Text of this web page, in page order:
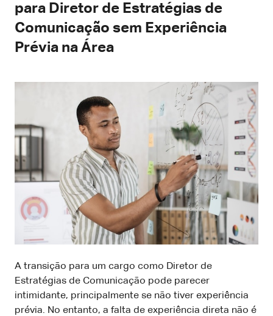
para Diretor de Estratégias de
Comunicação sem Experiência
Prévia na Área
A transição para um cargo como Diretor de
Estratégias de Comunicação pode parecer
intimidante, principalmente se não tiver experiência
prévia. No entanto, a falta de experiência direta não é